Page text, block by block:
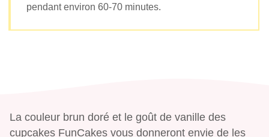
pendant environ 60-70 minutes.
La couleur brun doré et le goût de vanille des
cupcakes FunCakes vous donneront envie de les